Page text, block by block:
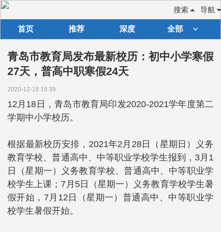
导航
搜索
首页 推荐 深度 全部
青岛市教育局发布最新校历：初中小学寒假
27天，普高中职寒假24天
2020-12-18 19:39
12月18日，青岛市教育局印发2020-2021学年度第二
学期中小学校历。
根据最新校历安排，2021年2月28日（星期日）义务
教育学校、普通高中、中等职业学校学生报到，3月1
日（星期一）义务教育学校、普通高中、中等职业学
校学生上课；7月5日（星期一）义务教育学校学生暑
假开始，7月12日（星期一）普通高中、中等职业学
校学生暑假开始。